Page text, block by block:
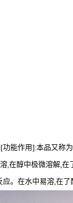
能作用]:本品又
,在醇中极微溶解,在
。在水中易溶,在了